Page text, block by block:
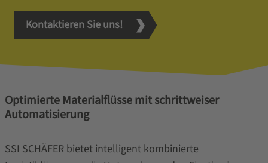
Kontaktieren Sie uns!
Optimierte Materialflüsse mit schrittweiser
Automatisierung
SSI SCHÄFER bietet intelligent kombinierte